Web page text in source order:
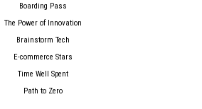
Boarding Pass
The Power of Innovation
Brainstorm Tech
E-commerce Stars
Time Well Spent
Path to Zero